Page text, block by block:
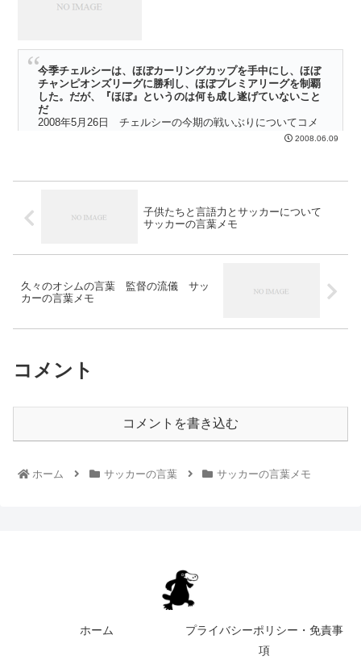
今季チェルシーは、ほぼカーリングカップを手中にし、ほぼ
チャンピオンズリーグに勝利し、ほぼプレミアリーグを制覇
した。だが、『ほぼ』というのは何も成し遂げていないこと
だ
2008年5月26日 チェルシーの今期の戦いぶりについてコメ
2008.06.09
子供たちと言語力とサッカーについて
サッカーの言葉メモ
久々のオシムの言葉 監督の流儀 サッ
カーの言葉メモ
コメント
コメントを書き込む
ホーム サッカーの言葉 サッカーの言葉メモ
ホーム
プライバシーポリシー・免責事
項